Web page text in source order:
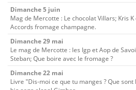
Dimanche 5 juin
Mag de Mercotte : Le chocolat Villars; Kris
Accords fromage champagne.
Dimanche 29 mai
Le mag de Mercotte : les Igp et Aop de
Steban; Que boire avec le fromage ?
Dimanche 22 mai
Livre "Dis-moi ce que tu manges ? Que